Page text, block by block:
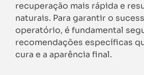
recuperação mais rápida e
naturais. Para garantir o
operatório, é fundamental
recomendações específicas
cura e a aparência final.